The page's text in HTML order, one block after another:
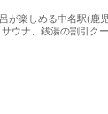
が楽しめる中名駅(鹿
サウナ、銭湯の割引ク